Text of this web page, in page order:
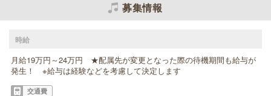
募集情報
時給
月給19万円～24万円 ★配属先が変更となった際の待機期間も給与が
発生！ ※給与は経験などを考慮して決定します
交通費